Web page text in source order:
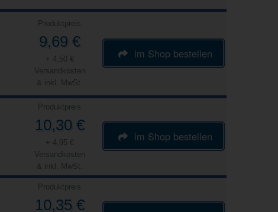
Produktpreis
9,69 €
+ 4,50 €
Versandkosten
& inkl. MwSt.
im Shop bestellen
Produktpreis
10,30 €
+ 4,95 €
Versandkosten
& inkl. MwSt.
im Shop bestellen
Produktpreis
10,35 €